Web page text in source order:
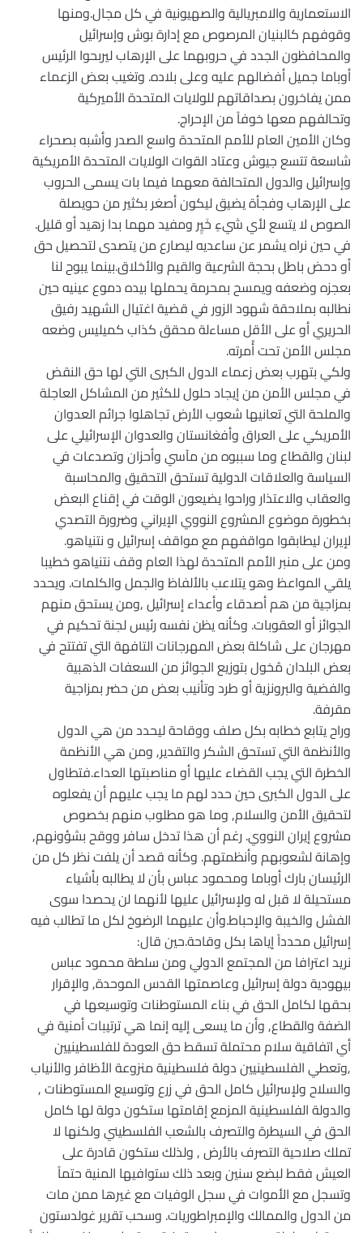
الاستعمارية والامبريالية والصهيونية في كل مجال.ومنها
وقوفهم كالبنيان المرصوص مع إدارة بوش وإسرائيل
والمحافظون الجدد في حروبهما على الإرهاب ليربحوا الرئيس
أوباما جميل أفضالهم عليه وعلى بلاده. وتغيب بعض الزعماء
ممن يفاخرون بصداقاتهم للولايات المتحدة الأميركية
وتحالفهم معها خوفاً من الإحراج.
وكان الأمين العام للأمم المتحدة واسع الصدر وأشبه بصحراء
شاسعة تتسع جيوش وعتاد القوات الولايات المتحدة الأمريكية
وإسرائيل والدول المتحالفة معهما فيما بات يسمى الحروب
على الإرهاب وفجأة يضيق ليكون أصغر بكثير من حويصلة
الصوص لا يتسع لأي شيءٍ خَيٍر ومفيد مهما بدا زهيد أو قليل.
في حين نراه يشمر عن ساعديه ليصارع من يتصدى لتحصيل حق
أو دحض باطل بحجة الشرعية والقيم والأخلاق.بينما يبوح لنا
بعجزه وضعفه ويمسح بمحرمة يحملها بيده دموع عينيه حين
نطالبه بملاحقة شهود الزور في قضية اغتيال الشهيد رفيق
الحريري أو على الأقل مساءلة محقق كذاب كميليس وضعه
مجلس الأمن تحت أُمرته.
ولكي بتهرب بعض زعماء الدول الكبرى التي لها حق النقض
في مجلس الأمن من إيجاد حلول للكثير من المشاكل العاجلة
والملحة التي تعانيها شعوب الأرض تجاهلوا جرائم العدوان
الأمريكي على العراق وأفغانستان والعدوان الإسرائيلي على
لبنان والقطاع وما سببوه من مآسي وأحزان وتصدعات في
السياسة والعلاقات الدولية تستحق التحقيق والمحاسبة
والعقاب والاعتذار وراحوا يضيعون الوقت في إقناع البعض
بخطورة موضوع المشروع النووي الإيراني وضرورة التصدي
لإيران ليطابقوا مواقفهم مع مواقف إسرائيل و نتنياهو.
ومن على منبر الأمم المتحدة لهذا العام وقف نتنياهو خطيبا
يلقي المواعظ وهو يتلاعب بالألفاظ والجمل والكلمات. ويحدد
بمزاجية من هم أصدقاء وأعداء إسرائيل ,ومن يستحق منهم
الجوائز أو العقوبات. وكأنه يظن نفسه رئيس لجنة تحكيم في
مهرجان على شاكلة بعض المهرجانات التافهة التي تفتتح في
بعض البلدان مُخول بتوزيع الجوائز من السعفات الذهبية
والفضية والبرونزية أو طرد وتأنيب بعض من حضر بمزاجية
مقرفة.
وراح يتابع خطابه بكل صلف ووقاحة ليحدد من هي الدول
والأنظمة التي تستحق الشكر والتقدير, ومن هي الأنظمة
الخطرة التي يجب القضاء عليها أو مناصبتها العداء.فتطاول
على الدول الكبرى حين حدد لهم ما يجب عليهم أن يفعلوه
لتحقيق الأمن والسلام, وما هو مطلوب منهم بخصوص
مشروع إيران النووي. رغم أن هذا تدخل سافر ووقح بشؤونهم,
وإهانة لشعوبهم وأنظمتهم. وكأنه قصد أن يلفت نظر كل من
الرئيسان بارك أوباما ومحمود عباس بأن لا يطالبه بأشياء
مستحيلة لا قبل له ولإسرائيل عليها لأنهما لن يحصدا سوى
الفشل والخيبة والإحباط.وأن عليهما الرضوخ لكل ما تطالب فيه
إسرائيل محدداً إياها بكل وقاحة.حين قال:
نريد اعترافا من المجتمع الدولي ومن سلطة محمود عباس
بيهودية دولة إسرائيل وعاصمتها القدس الموحدة, والإقرار
بحقها لكامل الحق في بناء المستوطنات وتوسيعها في
الضفة والقطاع, وأن ما يسعى إليه إنما هي ترتيبات أمنية في
أي اتفاقية سلام محتملة تسقط حق العودة للفلسطينيين
,وتعطي الفلسطينيين دولة فلسطينية منزوعة الأظافر والأنياب
والسلاح ولإسرائيل كامل الحق في زرع وتوسيع المستوطنات ,
والدولة الفلسطينية المزمع إقامتها ستكون دولة لها كامل
الحق في السيطرة والتصرف بالشعب الفلسطيني ولكنها لا
تملك صلاحية التصرف بالأرض , ولذلك ستكون قادرة على
العيش فقط لبضع سنين وبعد ذلك ستوافيها المنية حتماً
وتسجل مع الأموات في سجل الوفيات مع غيرها ممن مات
من الدول والممالك والإمبراطوريات. وسحب تقرير غولدستون